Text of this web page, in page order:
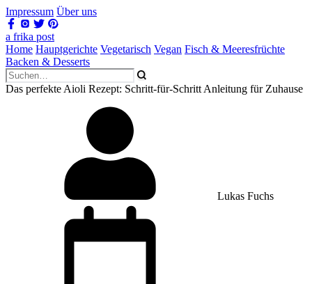
Impressum Über uns
a frika post
Home Hauptgerichte Vegetarisch Vegan Fisch & Meeresfrüchte
Backen & Desserts
Das perfekte Aioli Rezept: Schritt-für-Schritt Anleitung für Zuhause
Lukas Fuchs